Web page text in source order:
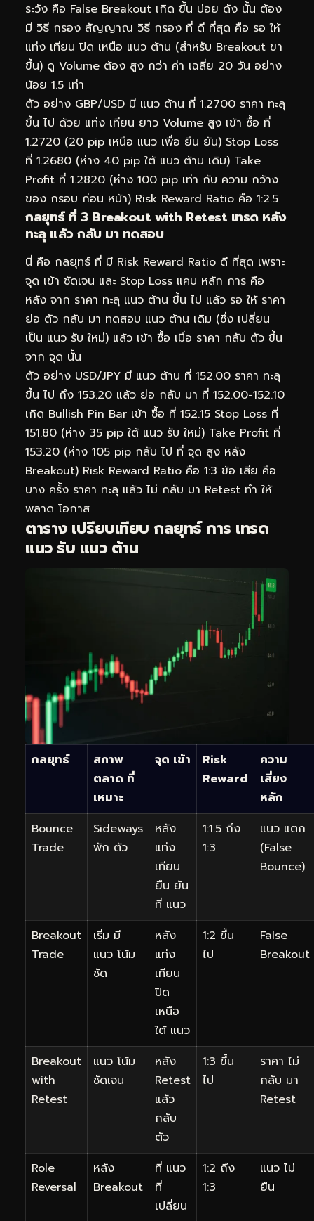
ระวัง คือ False Breakout เกิด ขึ้น บ่อย ดัง นั้น ต้อง
มี วิธี กรอง สัญญาณ วิธี กรอง ที่ ดี ที่สุด คือ รอ ให้
แท่ง เทียน ปิด เหนือ แนว ต้าน (สำหรับ Breakout ขา
ขึ้น) ดู Volume ต้อง สูง กว่า ค่า เฉลี่ย 20 วัน อย่าง
น้อย 1.5 เท่า
ตัว อย่าง GBP/USD มี แนว ต้าน ที่ 1.2700 ราคา ทะลุ
ขึ้น ไป ด้วย แท่ง เทียน ยาว Volume สูง เข้า ซื้อ ที่
1.2720 (20 pip เหนือ แนว เพื่อ ยืน ยัน) Stop Loss
ที่ 1.2680 (ห่าง 40 pip ใต้ แนว ต้าน เดิม) Take
Profit ที่ 1.2820 (ห่าง 100 pip เท่า กับ ความ กว้าง
ของ กรอบ ก่อน หน้า) Risk Reward Ratio คือ 1:2.5
กลยุทธ์ ที่ 3 Breakout with Retest เทรด หลัง
ทะลุ แล้ว กลับ มา ทดสอบ
นี่ คือ กลยุทธ์ ที่ มี Risk Reward Ratio ดี ที่สุด เพราะ
จุด เข้า ชัดเจน และ Stop Loss แคบ หลัก การ คือ
หลัง จาก ราคา ทะลุ แนว ต้าน ขึ้น ไป แล้ว รอ ให้ ราคา
ย่อ ตัว กลับ มา ทดสอบ แนว ต้าน เดิม (ซึ่ง เปลี่ยน
เป็น แนว รับ ใหม่) แล้ว เข้า ซื้อ เมื่อ ราคา กลับ ตัว ขึ้น
จาก จุด นั้น
ตัว อย่าง USD/JPY มี แนว ต้าน ที่ 152.00 ราคา ทะลุ
ขึ้น ไป ถึง 153.20 แล้ว ย่อ กลับ มา ที่ 152.00-152.10
เกิด Bullish Pin Bar เข้า ซื้อ ที่ 152.15 Stop Loss ที่
151.80 (ห่าง 35 pip ใต้ แนว รับ ใหม่) Take Profit ที่
153.20 (ห่าง 105 pip กลับ ไป ที่ จุด สูง หลัง
Breakout) Risk Reward Ratio คือ 1:3 ข้อ เสีย คือ
บาง ครั้ง ราคา ทะลุ แล้ว ไม่ กลับ มา Retest ทำ ให้
พลาด โอกาส
ตาราง เปรียบเทียบ กลยุทธ์ การ เทรด
แนว รับ แนว ต้าน
กลยุทธ์
สภาพ
ตลาด ที่
เหมาะ
จุด เข้า
Risk
Reward
ความ
เสี่ยง
หลัก
Bounce
Trade
Sideways
พัก ตัว
หลัง
แท่ง
เทียน
ยืน ยัน
ที่ แนว
1:1.5 ถึง
1:3
แนว แตก
(False
Bounce)
Breakout
Trade
เริ่ม มี
แนว โน้ม
ชัด
หลัง
แท่ง
เทียน
ปิด
เหนือ
ใต้ แนว
1:2 ขึ้น
ไป
False
Breakout
Breakout
with
Retest
แนว โน้ม
ชัดเจน
หลัง
Retest
แล้ว
กลับ
ตัว
1:3 ขึ้น
ไป
ราคา ไม่
กลับ มา
Retest
Role
Reversal
หลัง
Breakout
ที่ แนว
ที่
เปลี่ยน
1:2 ถึง
1:3
แนว ไม่
ยืน